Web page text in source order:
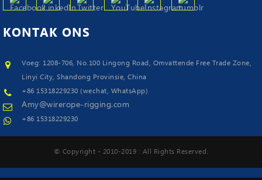
KONTAK ONS
Voeg: 1208-706, No.100 Lingong Road, Omvattende Free Trade Zone,
Linyi City, Shandong Provinsie, China
+86 15318229230 (wechat, WhatsApp)
Amy@wirerope-rigging.com
+86 15318229230
© Copyright - 2010-2019 : All Rights Reserved.